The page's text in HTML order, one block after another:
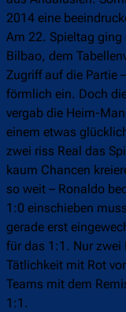
2014 eine
Am 22. Spieltag
Bilbao, dem
Zugriff auf die Partie
förmlich ein. Doch
vergab die Heim-
einem etwas
zwei riss Real das
kaum Chancen
so weit – Ronaldo
1:0 einschieben
gerade erst
für das 1:1. Nur zwei
Tätlichkeit mit Rot
Teams mit dem
1:1.